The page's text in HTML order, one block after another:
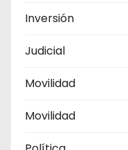
Inversión
Judicial
Movilidad
Movilidad